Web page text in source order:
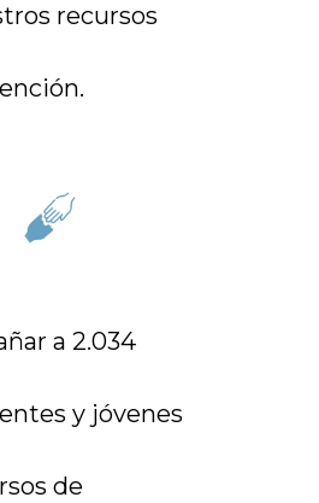
recursos
a 2.034
y jóvenes
de